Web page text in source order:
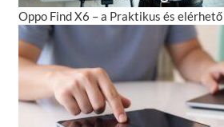
Oppo Find X6 – a Praktikus és